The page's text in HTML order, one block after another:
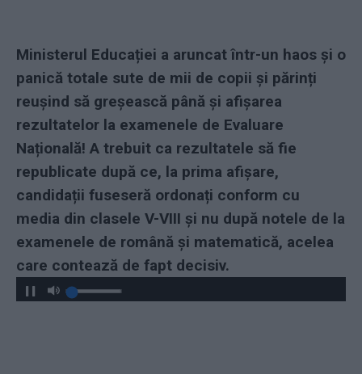
Ministerul Educației a aruncat într-un haos și o
panică totale sute de mii de copii și părinți
reușind să greșească până și afișarea
rezultatelor la examenele de Evaluare
Națională! A trebuit ca rezultatele să fie
republicate după ce, la prima afișare,
candidații fuseseră ordonați conform cu
media din clasele V-VIII și nu după notele de la
examenele de română și matematică, acelea
care contează de fapt decisiv.